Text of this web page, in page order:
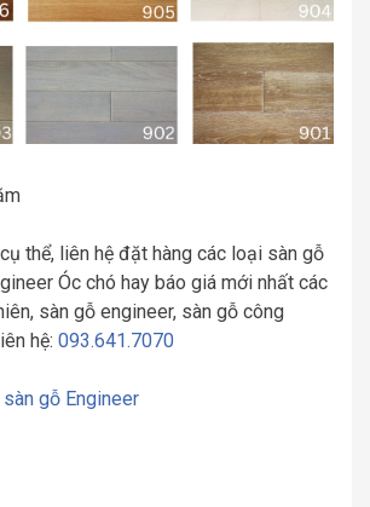
thể, liên hệ đặt hàng các loại sàn gỗ
Óc chó hay báo giá mới nhất các
sàn gỗ engineer, sàn gỗ công
hệ: 093.641.7070
sàn gỗ Engineer